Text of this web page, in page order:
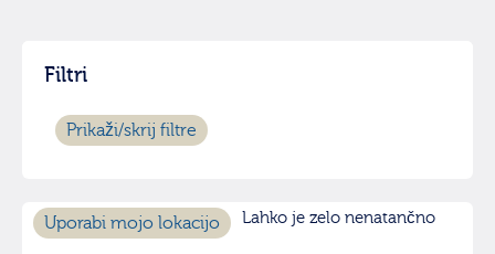
Filtri
Prikaži/skrij filtre
Uporabi mojo lokacijo Lahko je zelo nenatančno